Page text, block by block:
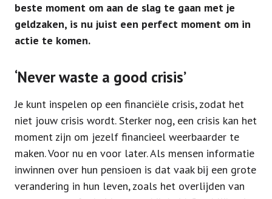
beste moment om aan de slag te gaan met je
geldzaken, is nu juist een perfect moment om in
actie te komen.
‘Never waste a good crisis’
Je kunt inspelen op een financiële crisis, zodat het
niet jouw crisis wordt. Sterker nog, een crisis kan het
moment zijn om jezelf financieel weerbaarder te
maken. Voor nu en voor later. Als mensen informatie
inwinnen over hun pensioen is dat vaak bij een grote
verandering in hun leven, zoals het overlijden van